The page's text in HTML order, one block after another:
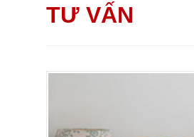
TƯ VẤN